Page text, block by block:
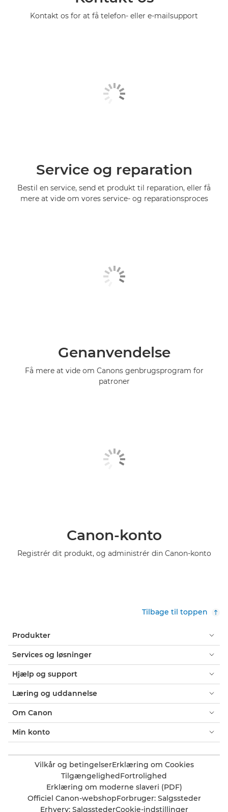
Kontakt os for at få telefon- eller e-mailsupport
Service og reparation
Bestil en service, send et produkt til reparation, eller få
mere at vide om vores service- og reparationsproces
Genanvendelse
Få mere at vide om Canons genbrugsprogram for
patroner
Canon-konto
Registrér dit produkt, og administrér din Canon-konto
Tilbage til toppen
Produkter
Services og løsninger
Hjælp og support
Læring og uddannelse
Om Canon
Min konto
Vilkår og betingelserErklæring om Cookies
TilgængelighedFortrolighed
Erklæring om moderne slaveri (PDF)
Officiel Canon-webshopForbruger: Salgssteder
Erhverv: SalgsstederCookie-indstillinger